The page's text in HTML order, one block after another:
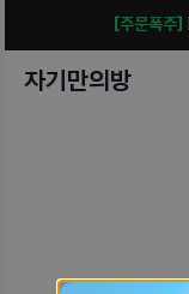
[주문폭주]
자기만의방